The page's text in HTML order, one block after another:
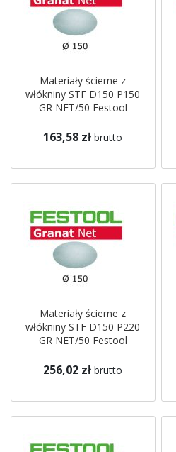
Materiały ścierne z
włókniny STF D150 P150
GR NET/50 Festool
163,58 zł brutto
Materiały ścierne z
włókniny STF D150 P220
GR NET/50 Festool
256,02 zł brutto